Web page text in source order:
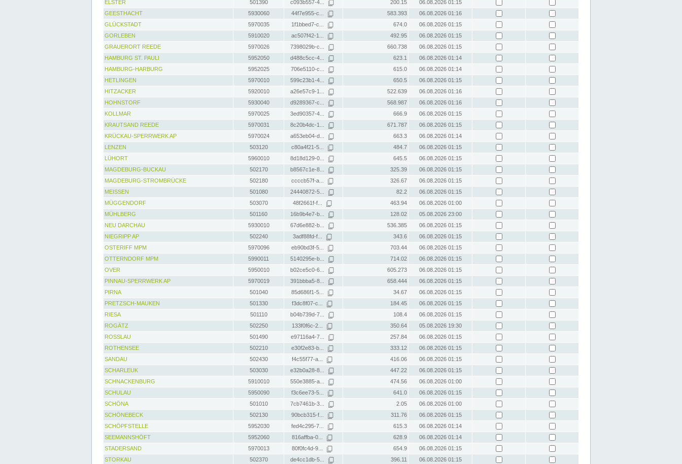
ELSTER
501390 c093b557-4... 200.15
06.08.2026 01:15
GEESTHACHT
5930060 44f7e955-c... 583.393
06.08.2026 01:16
GLÜCKSTADT
5970035 1f1bbed7-c... 674.0
06.08.2026 01:15
GORLEBEN
5910020 ac507f42-1... 492.95
06.08.2026 01:15
GRAUERORT REEDE
5970026 7398029b-c... 660.738
06.08.2026 01:15
HAMBURG ST. PAULI
5952050 d488c5cc-4... 623.1
06.08.2026 01:14
HAMBURG-HARBURG
5952025 706e5110-c... 615.0
06.08.2026 01:14
HETLINGEN
5970010 599c23b1-4... 650.5
06.08.2026 01:15
HITZACKER
5920010 a26e57c9-1... 522.639
06.08.2026 01:16
HOHNSTORF
5930040 d9289367-c... 568.987
06.08.2026 01:16
KOLLMAR
5970025 3ed90357-4... 666.9
06.08.2026 01:15
KRAUTSAND REEDE
5970031 8c20b4dc-1... 671.787
06.08.2026 01:15
KRÜCKAU-SPERRWERK AP
5970024 a653eb04-d... 663.3
06.08.2026 01:14
LENZEN
503120 c80a4f21-5... 484.7
06.08.2026 01:15
LÜHORT
5960010 8d18d129-0... 645.5
06.08.2026 01:15
MAGDEBURG-BUCKAU
502170 b8567c1e-8... 325.39
06.08.2026 01:15
MAGDEBURG-STROMBRÜCKE
502180 ccccb57f-a... 326.67
06.08.2026 01:15
MEISSEN
501080 24440872-5... 82.2
06.08.2026 01:15
MÜGGENDORF
503070 48f2661f-f... 463.94
06.08.2026 01:00
MÜHLBERG
501160 16b9b4e7-b... 128.02
05.08.2026 23:00
NEU DARCHAU
5930010 67d6e882-b... 536.385
06.08.2026 01:15
NIEGRIPP AP
502240 3adf88fd-f... 343.6
06.08.2026 01:15
OSTERIFF MPM
5970096 eb90bd3f-5... 703.44
06.08.2026 01:15
OTTERNDORF MPM
5990011 5140295e-b... 714.02
06.08.2026 01:15
OVER
5950010 b02ce5c0-6... 605.273
06.08.2026 01:15
PINNAU-SPERRWERK AP
5970019 391bbba5-8... 658.444
06.08.2026 01:15
PIRNA
501040 85d686f1-5... 34.67
06.08.2026 01:15
PRETZSCH-MAUKEN
501330 f3dc8f07-c... 184.45
06.08.2026 01:15
RIESA
501110 b04b739d-7... 108.4
06.08.2026 01:15
ROGÄTZ
502250 133f0f6c-2... 350.64
05.08.2026 19:30
ROSSLAU
501490 e97116a4-7... 257.84
06.08.2026 01:15
ROTHENSEE
502210 e30f2e83-b... 333.12
06.08.2026 01:15
SANDAU
502430 f4c55f77-a... 416.06
06.08.2026 01:15
SCHARLEUK
503030 e32b0a28-8... 447.22
06.08.2026 01:15
SCHNACKENBURG
5910010 550e3885-a... 474.56
06.08.2026 01:00
SCHULAU
5950090 f3c6ee73-5... 641.0
06.08.2026 01:15
SCHÖNA
501010 7cb7461b-3... 2.05
06.08.2026 01:00
SCHÖNEBECK
502130 90bcb315-f... 311.76
06.08.2026 01:15
SCHÖPFSTELLE
5952030 fed4c295-7... 615.3
06.08.2026 01:14
SEEMANNSHÖFT
5952060 816affba-0... 628.9
06.08.2026 01:14
STADERSAND
5970013 80f0fc4d-9... 654.9
06.08.2026 01:15
STORKAU
502370 de4cc1db-5... 396.11 06.08.2026 01:15